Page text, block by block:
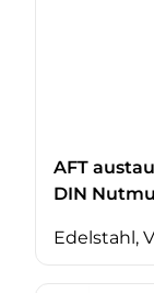
AFT
DIN
Edelstahl,